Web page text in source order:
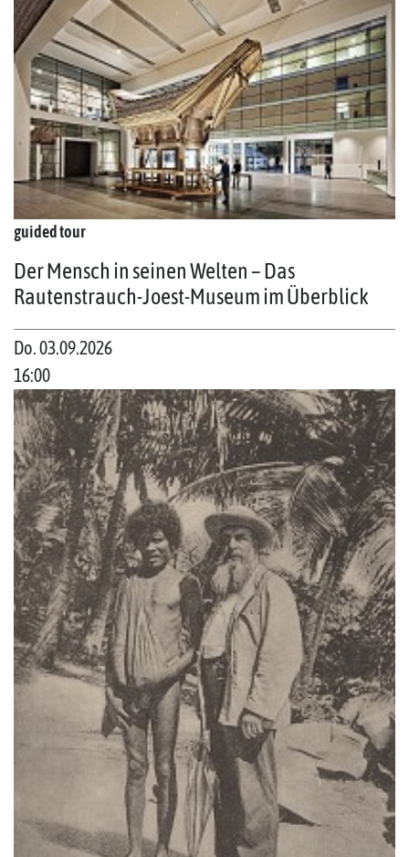
guided tour
Der Mensch in seinen Welten – Das
Rautenstrauch-Joest-Museum im Überblick
Do. 03.09.2026
16:00